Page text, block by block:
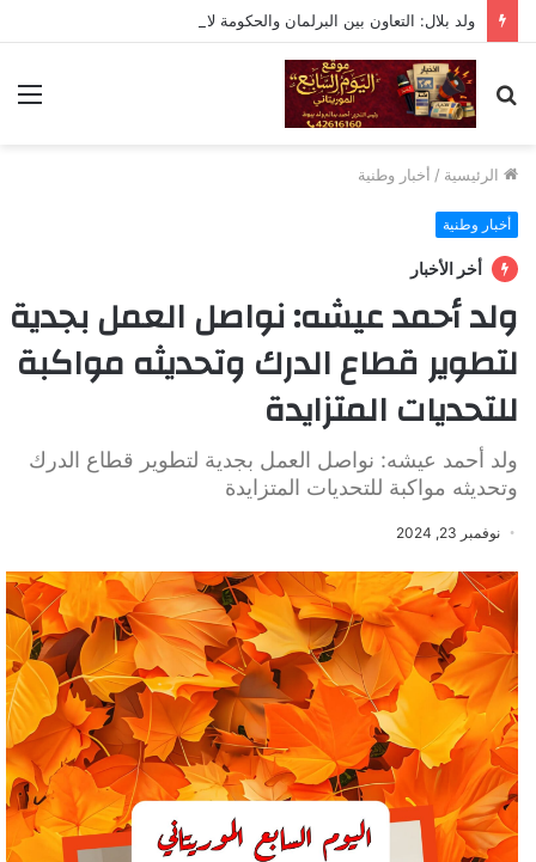
بحث
عن
الرئيسية / أخبار وطنية
أخبار وطنية
أخر الأخبار
ولد أحمد عيشه: نواصل العمل بجدية
لتطوير قطاع الدرك وتحديثه مواكبة
للتحديات المتزايدة
ولد أحمد عيشه: نواصل العمل بجدية لتطوير قطاع الدرك
وتحديثه مواكبة للتحديات المتزايدة
نوفمبر 23, 2024